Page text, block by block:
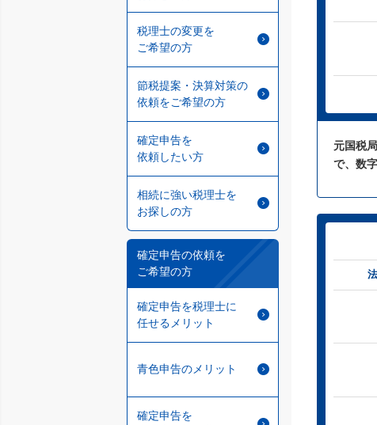
税理士の変更を
ご希望の方
節税提案・決算対策の
依頼をご希望の方
確定申告を
依頼したい方
相続に強い税理士を
お探しの方
確定申告の依頼を
ご希望の方
確定申告を税理士に
任せるメリット
青色申告のメリット
確定申告を
元国税
で、数